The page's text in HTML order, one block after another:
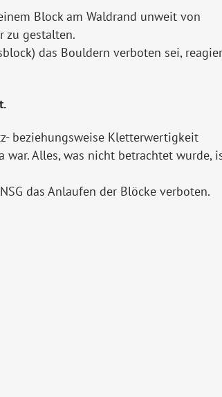
Block am Waldrand unweit von
zu gestalten.
das Bouldern verboten sei,
beziehungsweise Kletterwertigkeit
Alles, was nicht betrachtet wurde,
das Anlaufen der Blöcke verboten.